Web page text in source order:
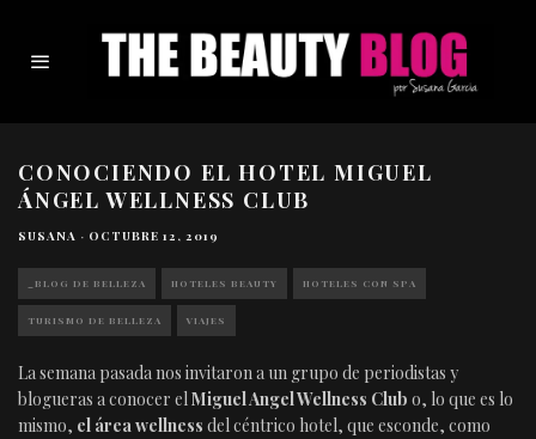
CONOCIENDO EL HOTEL MIGUEL
ÁNGEL WELLNESS CLUB
SUSANA · OCTUBRE 12, 2019
_BLOG DE BELLEZA HOTELES BEAUTY HOTELES CON SPA
TURISMO DE BELLEZA VIAJES
La semana pasada nos invitaron a un grupo de periodistas y
blogueras a conocer elMiguel Angel Wellness Club o, lo que es lo
mismo, el área wellness del céntrico hotel, que esconde, como